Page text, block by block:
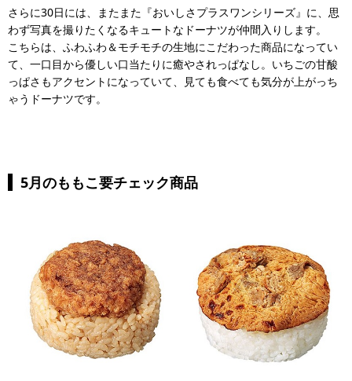
さらに30日には、またまた『おいしさプラスワンシリーズ』に、思
わず写真を撮りたくなるキュートなドーナツが仲間入りします。
こちらは、ふわふわ＆モチモチの生地にこだわった商品になってい
て、一口目から優しい口当たりに癒やされっぱなし。いちごの甘酸
っぱさもアクセントになっていて、見ても食べても気分が上がっち
ゃうドーナツです。
5月のももこ要チェック商品